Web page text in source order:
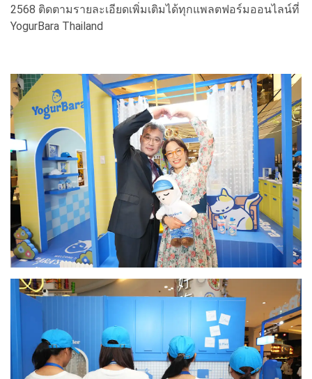
2568 ติดตามรายละเอียดเพิ่มเติมได้ทุกแพลตฟอร์มออนไลน์ที่
YogurBara Thailand